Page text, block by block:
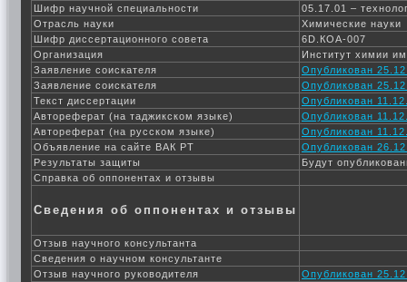
Шифр научной специальности
05.17.01 –
Отрасль науки
Химические науки
Шифр диссертационного совета
6D.КОА-007
Организация
Институт химии
Заявление соискателя
Опубликован
Заявление соискателя
Опубликован
Текст диссертации
Опубликован
Автореферат (на таджикском языке)
Опубликован
Автореферат (на русском языке)
Опубликован
Объявление на сайте ВАК РТ
Опубликован
Результаты защиты
Будут
Справка об оппонентах и отзывы
Сведения об оппонентах и отзывы
Отзыв научного консультанта
Сведения о научном консультанте
Отзыв научного руководителя
Опубликован